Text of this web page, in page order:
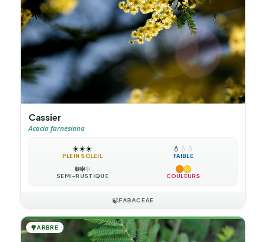
Cassier
Acacia farnesiana
☀️☀️☀️
PLEIN SOLEIL
💧 💧 💧
FAIBLE
❄️❄️❄️
SEMI-RUSTIQUE COULEURS
🍃FABACEAE
🌳ARBRE